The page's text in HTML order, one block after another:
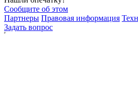
Сообщите об этом
Партнеры Правовая информация
Задать вопрос